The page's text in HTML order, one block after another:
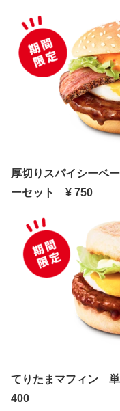
厚切りスパイシー
ーセット ¥ 750
てりたまマフィン
400